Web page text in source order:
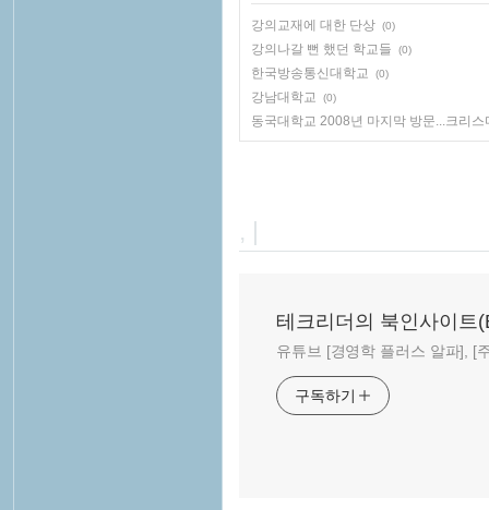
강의교재에 대한 단상 (0)
강의나갈 뻔 했던 학교들 (0)
한국방송통신대학교 (0)
강남대학교 (0)
동국대학교 2008년 마지막 방문...크리스
, |
테크리더의 북인사이트
유튜브 [경영학 플러스 알파], [
구독하기